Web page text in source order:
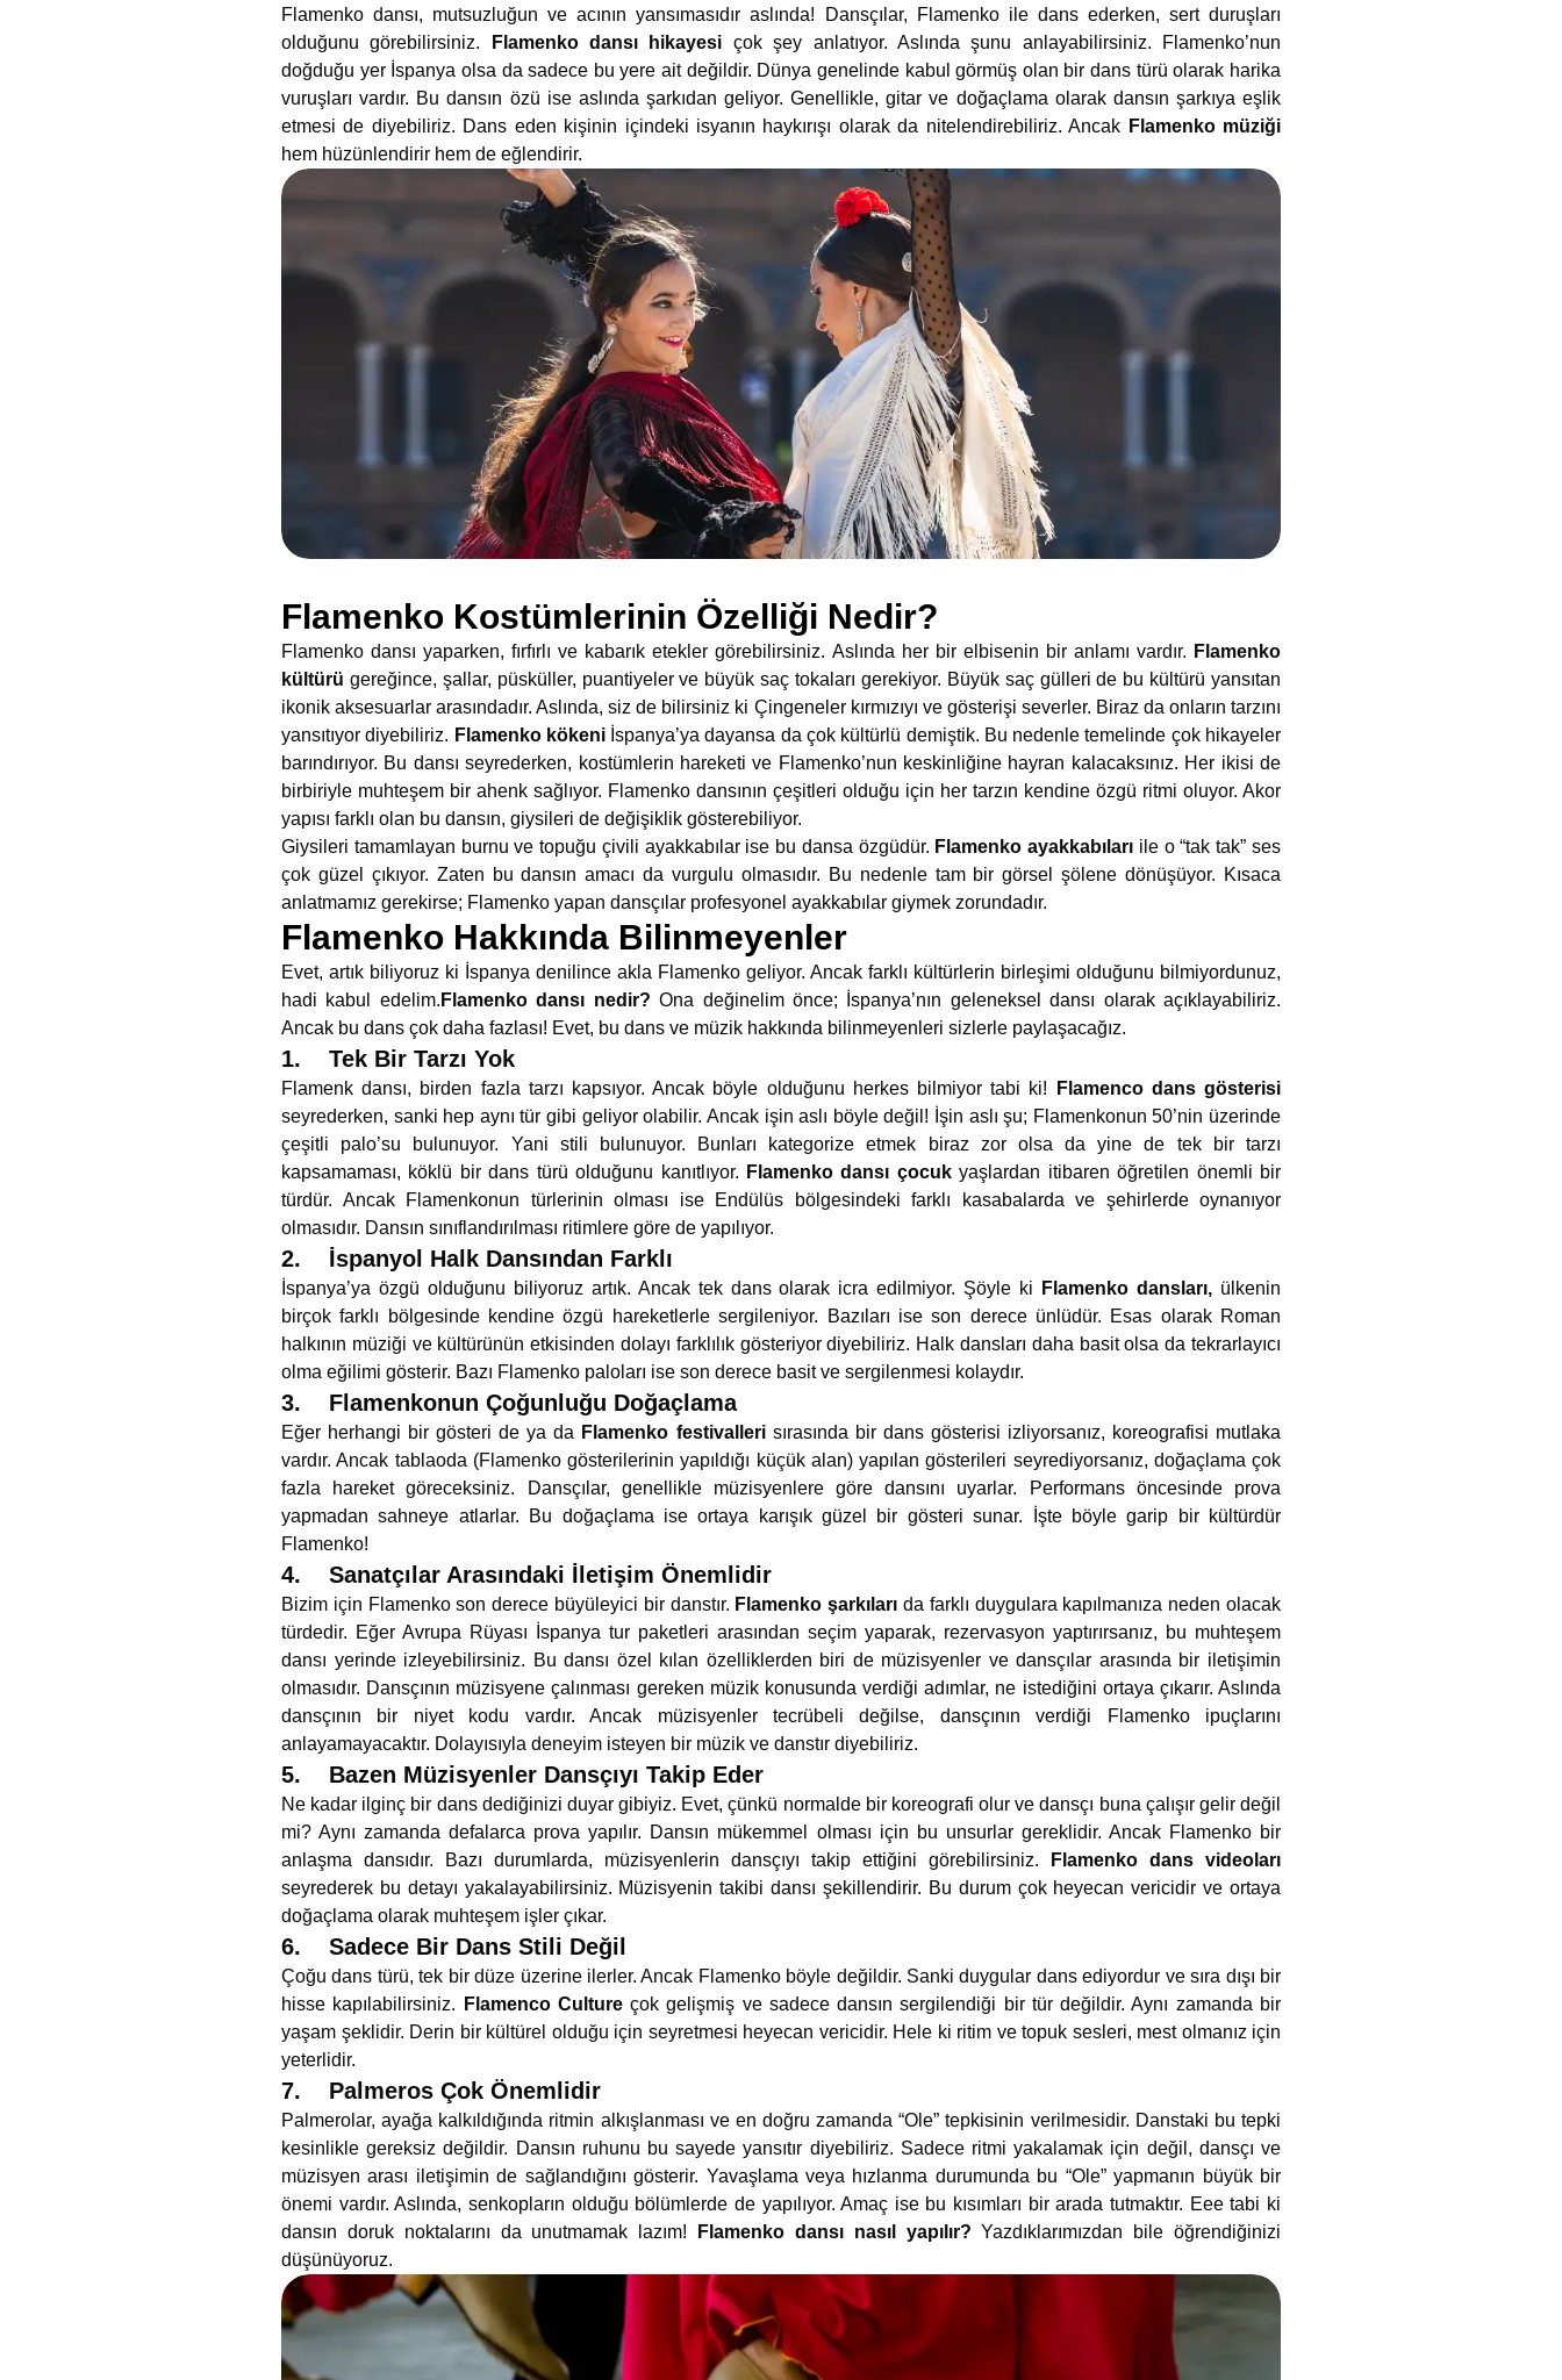
Flamenko dansı, mutsuzluğun ve acının yansımasıdır aslında! Dansçılar, Flamenko ile dans ederken, sert duruşları
olduğunu görebilirsiniz.
Flamenko dansı hikayesi çok şey anlatıyor. Aslında şunu anlayabilirsiniz. Flamenko’nun
doğduğu yer İspanya olsa da sadece bu yere ait değildir. Dünya genelinde kabul görmüş olan bir dans türü olarak harika
vuruşları vardır. Bu dansın özü ise aslında şarkıdan geliyor. Genellikle, gitar ve doğaçlama olarak dansın şarkıya eşlik
etmesi de diyebiliriz. Dans eden kişinin içindeki isyanın haykırışı olarak da nitelendirebiliriz. Ancak Flamenko müziği
hem hüzünlendirir hem de eğlendirir.
Flamenko Kostümlerinin Özelliği Nedir?
Flamenko dansı yaparken, fırfırlı ve kabarık etekler görebilirsiniz. Aslında her bir elbisenin bir anlamı vardır. Flamenko
kültürü gereğince, şallar, püsküller, puantiyeler ve büyük saç tokaları gerekiyor. Büyük saç gülleri de bu kültürü yansıtan
ikonik aksesuarlar arasındadır. Aslında, siz de bilirsiniz ki Çingeneler kırmızıyı ve gösterişi severler. Biraz da onların tarzını
yansıtıyor diyebiliriz. Flamenko kökeni İspanya’ya dayansa da çok kültürlü demiştik. Bu nedenle temelinde çok hikayeler
barındırıyor. Bu dansı seyrederken, kostümlerin hareketi ve Flamenko’nun keskinliğine hayran kalacaksınız. Her ikisi de
birbiriyle muhteşem bir ahenk sağlıyor. Flamenko dansının çeşitleri olduğu için her tarzın kendine özgü ritmi oluyor. Akor
yapısı farklı olan bu dansın, giysileri de değişiklik gösterebiliyor.
Giysileri tamamlayan burnu ve topuğu çivili ayakkabılar ise bu dansa özgüdür. Flamenko ayakkabıları ile o “tak tak” ses
çok güzel çıkıyor. Zaten bu dansın amacı da vurgulu olmasıdır. Bu nedenle tam bir görsel şölene dönüşüyor. Kısaca
anlatmamız gerekirse; Flamenko yapan dansçılar profesyonel ayakkabılar giymek zorundadır.
Flamenko Hakkında Bilinmeyenler
Evet, artık biliyoruz ki İspanya denilince akla Flamenko geliyor. Ancak farklı kültürlerin birleşimi olduğunu bilmiyordunuz,
hadi kabul edelim. Flamenko dansı nedir?Ona değinelim önce; İspanya’nın geleneksel dansı olarak açıklayabiliriz.
Ancak bu dans çok daha fazlası! Evet, bu dans ve müzik hakkında bilinmeyenleri sizlerle paylaşacağız.
1. Tek Bir Tarzı Yok
Flamenk dansı, birden fazla tarzı kapsıyor. Ancak böyle olduğunu herkes bilmiyor tabi ki!
Flamenco dans gösterisi
seyrederken, sanki hep aynı tür gibi geliyor olabilir. Ancak işin aslı böyle değil! İşin aslı şu; Flamenkonun 50’nin üzerinde
çeşitli palo’su bulunuyor. Yani stili bulunuyor. Bunları kategorize etmek biraz zor olsa da yine de tek bir tarzı
kapsamaması, köklü bir dans türü olduğunu kanıtlıyor. Flamenko dansı çocukyaşlardan itibaren öğretilen önemli bir
türdür. Ancak Flamenkonun türlerinin olması ise Endülüs bölgesindeki farklı kasabalarda ve şehirlerde oynanıyor
olmasıdır. Dansın sınıflandırılması ritimlere göre de yapılıyor.
2. İspanyol Halk Dansından Farklı
İspanya’ya özgü olduğunu biliyoruz artık. Ancak tek dans olarak icra edilmiyor. Şöyle ki Flamenko dansları, ülkenin
birçok farklı bölgesinde kendine özgü hareketlerle sergileniyor. Bazıları ise son derece ünlüdür. Esas olarak Roman
halkının müziği ve kültürünün etkisinden dolayı farklılık gösteriyor diyebiliriz. Halk dansları daha basit olsa da tekrarlayıcı
olma eğilimi gösterir. Bazı Flamenko paloları ise son derece basit ve sergilenmesi kolaydır.
3. Flamenkonun Çoğunluğu Doğaçlama
Eğer herhangi bir gösteri de ya da Flamenko festivalleri sırasında bir dans gösterisi izliyorsanız, koreografisi mutlaka
vardır. Ancak tablaoda (Flamenko gösterilerinin yapıldığı küçük alan) yapılan gösterileri seyrediyorsanız, doğaçlama çok
fazla hareket göreceksiniz. Dansçılar, genellikle müzisyenlere göre dansını uyarlar. Performans öncesinde prova
yapmadan sahneye atlarlar. Bu doğaçlama ise ortaya karışık güzel bir gösteri sunar. İşte böyle garip bir kültürdür
Flamenko!
4. Sanatçılar Arasındaki İletişim Önemlidir
Bizim için Flamenko son derece büyüleyici bir danstır. Flamenko şarkılarıda farklı duygulara kapılmanıza neden olacak
türdedir. Eğer Avrupa Rüyası İspanya tur paketleri arasından seçim yaparak, rezervasyon yaptırırsanız, bu muhteşem
dansı yerinde izleyebilirsiniz. Bu dansı özel kılan özelliklerden biri de müzisyenler ve dansçılar arasında bir iletişimin
olmasıdır. Dansçının müzisyene çalınması gereken müzik konusunda verdiği adımlar, ne istediğini ortaya çıkarır. Aslında
dansçının bir niyet kodu vardır. Ancak müzisyenler tecrübeli değilse, dansçının verdiği Flamenko ipuçlarını
anlayamayacaktır. Dolayısıyla deneyim isteyen bir müzik ve danstır diyebiliriz.
5. Bazen Müzisyenler Dansçıyı Takip Eder
Ne kadar ilginç bir dans dediğinizi duyar gibiyiz. Evet, çünkü normalde bir koreografi olur ve dansçı buna çalışır gelir değil
mi? Aynı zamanda defalarca prova yapılır. Dansın mükemmel olması için bu unsurlar gereklidir. Ancak Flamenko bir
anlaşma dansıdır. Bazı durumlarda, müzisyenlerin dansçıyı takip ettiğini görebilirsiniz.
Flamenko dans videoları
seyrederek bu detayı yakalayabilirsiniz. Müzisyenin takibi dansı şekillendirir. Bu durum çok heyecan vericidir ve ortaya
doğaçlama olarak muhteşem işler çıkar.
6. Sadece Bir Dans Stili Değil
Çoğu dans türü, tek bir düze üzerine ilerler. Ancak Flamenko böyle değildir. Sanki duygular dans ediyordur ve sıra dışı bir
hisse kapılabilirsiniz.
Flamenco Cultureçok gelişmiş ve sadece dansın sergilendiği bir tür değildir. Aynı zamanda bir
yaşam şeklidir. Derin bir kültürel olduğu için seyretmesi heyecan vericidir. Hele ki ritim ve topuk sesleri, mest olmanız için
yeterlidir.
7. Palmeros Çok Önemlidir
Palmerolar, ayağa kalkıldığında ritmin alkışlanması ve en doğru zamanda “Ole” tepkisinin verilmesidir. Danstaki bu tepki
kesinlikle gereksiz değildir. Dansın ruhunu bu sayede yansıtır diyebiliriz. Sadece ritmi yakalamak için değil, dansçı ve
müzisyen arası iletişimin de sağlandığını gösterir. Yavaşlama veya hızlanma durumunda bu “Ole” yapmanın büyük bir
önemi vardır. Aslında, senkopların olduğu bölümlerde de yapılıyor. Amaç ise bu kısımları bir arada tutmaktır. Eee tabi ki
dansın doruk noktalarını da unutmamak lazım!
Flamenko dansı nasıl yapılır?Yazdıklarımızdan bile öğrendiğinizi
düşünüyoruz.